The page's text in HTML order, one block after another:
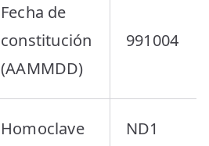
Fecha de
constitución
(AAMMDD)
991004
Homoclave ND1